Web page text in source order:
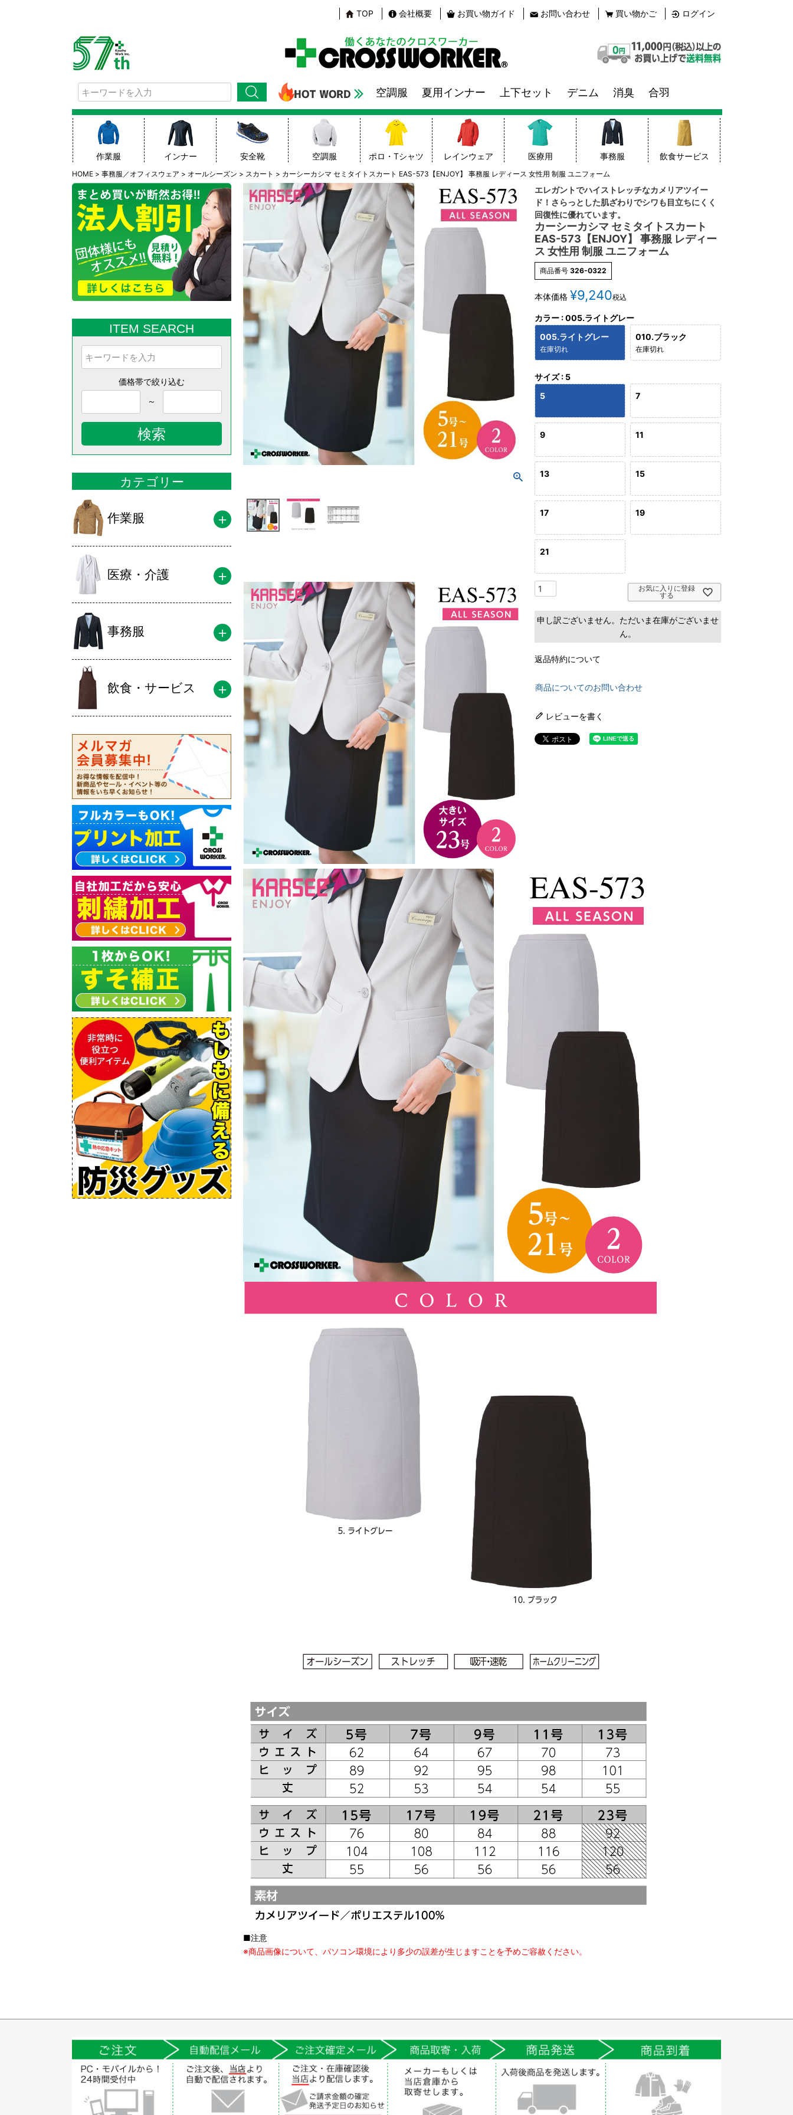
TOP 会社概要 お買い物ガイド お問い合わせ 買い物かご ログイン
検索
空調服 夏用インナー 上下セット デニム 消臭 合羽
作業服 インナー 安全靴 空調服 ポロ・Tシャツ レインウェア 医療用 事務服 飲食サービス
HOME 事務服／オフィスウェア オールシーズン スカート カーシーカシマ セミタイトスカート EAS-573【ENJOY】 事務服 レディース 女性用 制服 ユニフォーム
ITEM SEARCH
価格帯で絞り込む
～
検索
カテゴリー
作業服
医療・介護
事務服
飲食・サービス
エレガントでハイストレッチなカメリアツイー
ド！さらっとした肌ざわりでシワも目立ちにくく
回復性に優れています。
カーシーカシマ セミタイトスカート
EAS-573【ENJOY】 事務服 レディー
ス 女性用 制服 ユニフォーム
商品番号 326-0322
本体価格 ¥9,240税込
カラー 005.ライトグレー
005.ライトグレー
在庫切れ
010.ブラック
在庫切れ
サイズ
5
5
7
9 11
13 15
17 19
21
お気に入りに登録
する
申し訳ございません。ただいま在庫がございませ
ん。
返品特約について
商品についてのお問い合わせ
レビューを書く
■注意
※商品画像について、パソコン環境により多少の誤差が生じますことを予めご容赦ください。